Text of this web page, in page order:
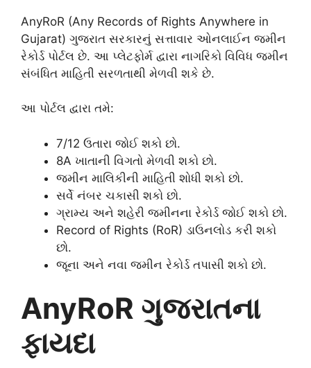
AnyRoR (Any Records of Rights Anywhere in
Gujarat) ગુજરાત સરકારનું સત્તાવાર ઓનલાઈન જમીન
રેકોર્ડ પોર્ટલ છે. આ પ્લેટફોર્મ દ્વારા નાગરિકો વિવિધ જમીન
સંબંધિત માહિતી સરળતાથી મેળવી શકે છે.
આ પોર્ટલ દ્વારા તમે:
7/12 ઉતારા જોઈ શકો છો.
8A ખાતાની વિગતો મેળવી શકો છો.
જમીન માલિકીની માહિતી શોધી શકો છો.
સર્વે નંબર ચકાસી શકો છો.
ગ્રામ્ય અને શહેરી જમીનના રેકોર્ડ જોઈ શકો છો.
Record of Rights (RoR) ડાઉનલોડ કરી શકો
છો.
જૂના અને નવા જમીન રેકોર્ડ તપાસી શકો છો.
AnyRoR ગુજરાતના
ફાયદા